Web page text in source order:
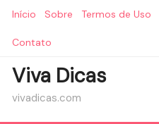
Início Sobre Termos de Uso
Contato
Viva Dicas
vivadicas.com